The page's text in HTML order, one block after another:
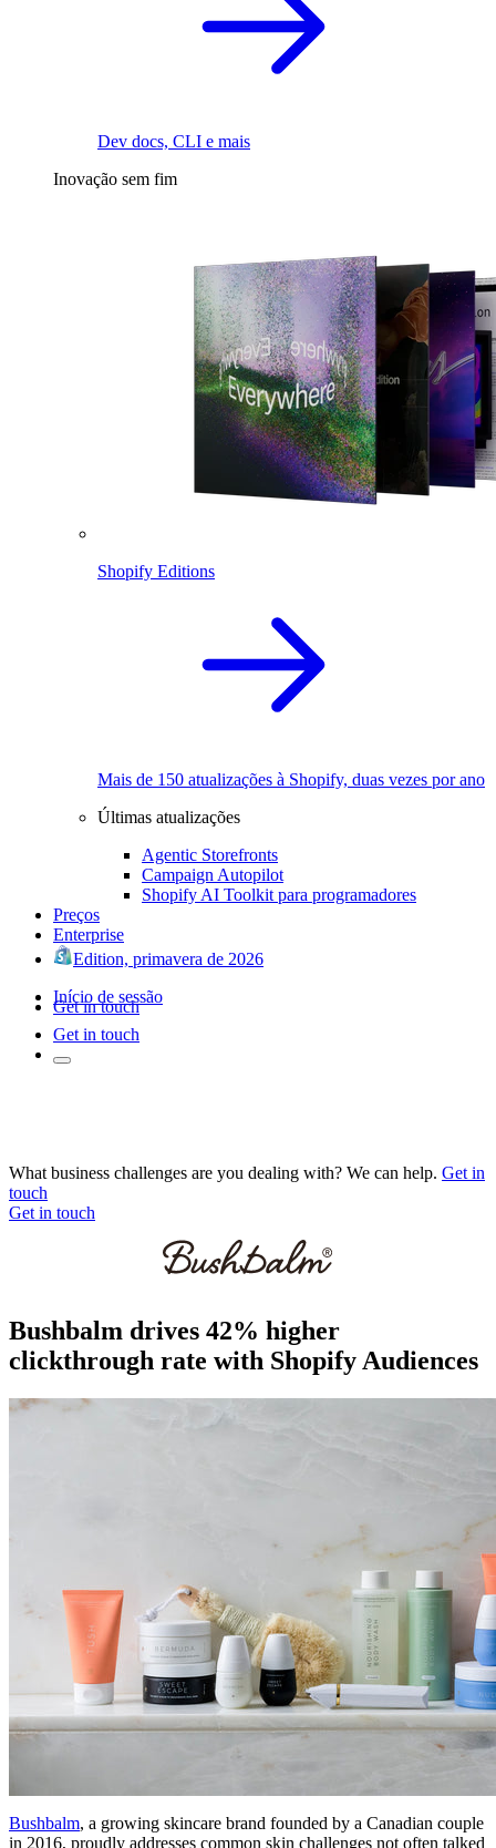
Dev docs, CLI e mais
Inovação sem fim
Shopify Editions
Mais de 150 atualizações à Shopify, duas vezes por ano
Últimas atualizações
Agentic Storefronts
Campaign Autopilot
Shopify AI Toolkit para programadores
Preços
Enterprise
Edition, primavera de 2026
Início de sessão
Get in touch
Get in touch
What business challenges are you dealing with? We can help. Get in
touch
Get in touch
Bushbalm drives 42% higher
clickthrough rate with Shopify Audiences
Bushbalm, a growing skincare brand founded by a Canadian couple
in 2016, proudly addresses common skin challenges not often talked